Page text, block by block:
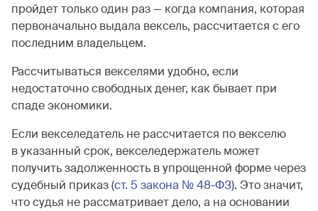
пройдет только один раз — когда компания, которая
первоначально выдала вексель, рассчитается с его
последним владельцем.
Рассчитываться векселями удобно, если
недостаточно свободных денег, как бывает при
спаде экономики.
Если векселедатель не рассчитается по векселю
в указанный срок, векселедержатель может
получить задолженность в упрощенной форме через
судебный приказ (ст. 5 закона № 48-ФЗ). Это значит,
что судья не рассматривает дело, а на основании